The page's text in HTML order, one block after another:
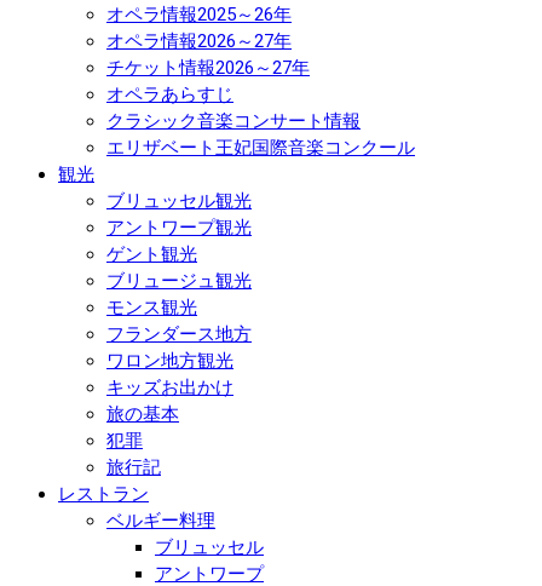
オペラ情報2025～26年
オペラ情報2026～27年
チケット情報2026～27年
オペラあらすじ
クラシック音楽コンサート情報
エリザベート王妃国際音楽コンクール
観光
ブリュッセル観光
アントワープ観光
ゲント観光
ブリュージュ観光
モンス観光
フランダース地方
ワロン地方観光
キッズお出かけ
旅の基本
犯罪
旅行記
レストラン
ベルギー料理
ブリュッセル
アントワープ